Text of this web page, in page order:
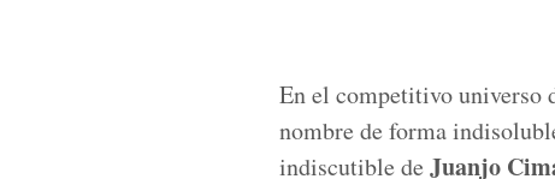
En el competitivo universo
nombre de forma
indiscutible de Juanjo